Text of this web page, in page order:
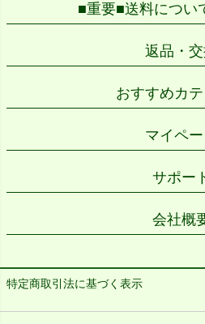
■重要■送料につい
返品・
おすすめカ
マイペ
サポー
会社概
特定商取引法に基づく表示